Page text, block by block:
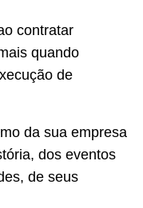
contratar
quando
de
da sua empresa
dos eventos
de seus